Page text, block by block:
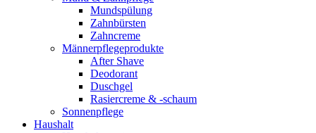
Mundspülung
Zahnbürsten
Zahncreme
Männerpflegeprodukte
After Shave
Deodorant
Duschgel
Rasiercreme & -schaum
Sonnenpflege
Haushalt